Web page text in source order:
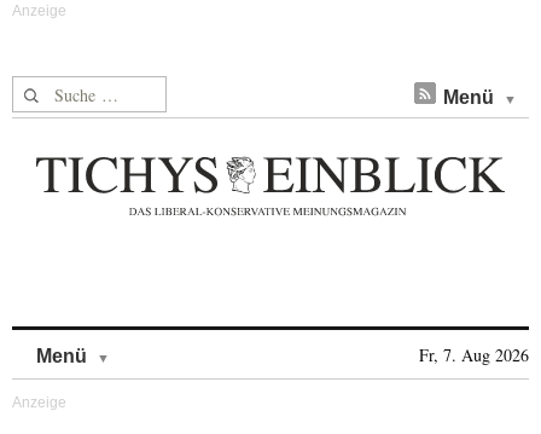
Suche nach: Menü
Menü Fr, 7. Aug 2026